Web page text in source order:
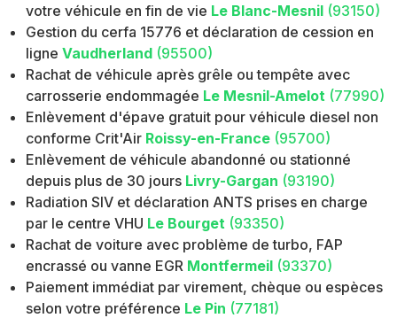
votre véhicule en fin de vie Le Blanc-Mesnil (93150)
Gestion du cerfa 15776 et déclaration de cession en
ligne Vaudherland (95500)
Rachat de véhicule après grêle ou tempête avec
carrosserie endommagée Le Mesnil-Amelot (77990)
Enlèvement d'épave gratuit pour véhicule diesel non
conforme Crit'Air Roissy-en-France (95700)
Enlèvement de véhicule abandonné ou stationné
depuis plus de 30 jours Livry-Gargan (93190)
Radiation SIV et déclaration ANTS prises en charge
par le centre VHU Le Bourget (93350)
Rachat de voiture avec problème de turbo, FAP
encrassé ou vanne EGR Montfermeil (93370)
Paiement immédiat par virement, chèque ou espèces
selon votre préférence Le Pin (77181)